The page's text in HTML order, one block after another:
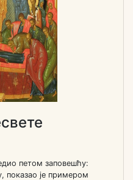
петом заповешћу:
показао је примером